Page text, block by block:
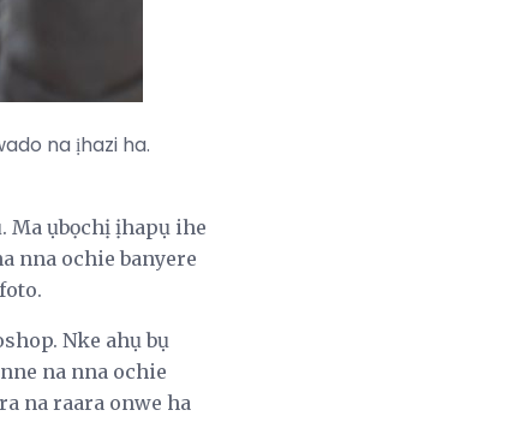
na ịhazi ha.
Ma ụbọchị ịhapụ ihe
nna ochie banyere
Nke ahụ bụ
na nna ochie
na raara onwe ha